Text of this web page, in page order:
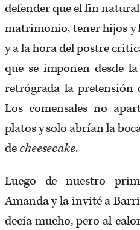
defender que el fin
matrimonio, tener hijos y
y a la hora del postre
que se imponen desde
retrógrada la
Los comensales no
platos y solo abrían la
decheesecake.
Luego de nuestro
Amanda y la invité a
decía mucho, pero al